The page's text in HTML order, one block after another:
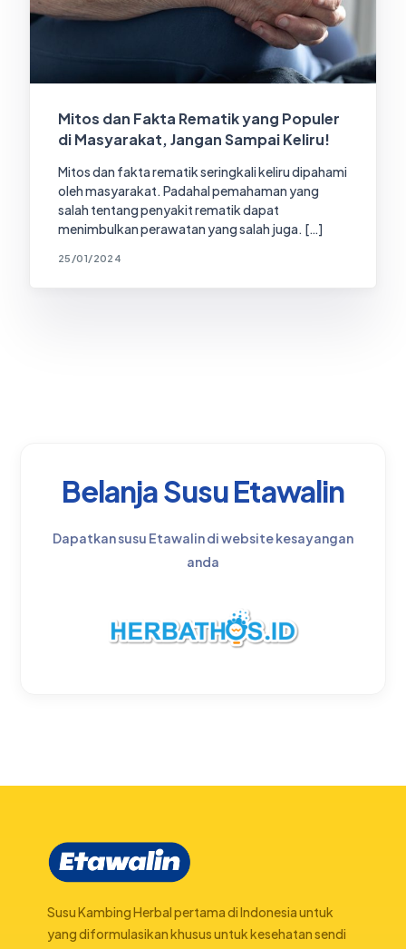
Mitos dan Fakta Rematik yang Populer
di Masyarakat, Jangan Sampai Keliru!
Mitos dan fakta rematik seringkali keliru dipahami
oleh masyarakat. Padahal pemahaman yang
salah tentang penyakit rematik dapat
menimbulkan perawatan yang salah juga. […]
25/01/2024
Belanja Susu Etawalin
Dapatkan susu Etawalin di website kesayangan
anda
Susu Kambing Herbal pertama di Indonesia untuk
yang diformulasikan khusus untuk kesehatan sendi